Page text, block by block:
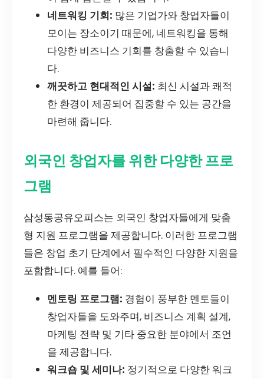
네트워킹 기회: 많은 기업가와 창업자들이
모이는 장소이기 때문에, 네트워킹을 통해
다양한 비즈니스 기회를 창출할 수 있습니
다.
깨끗하고 현대적인 시설: 최신 시설과 쾌적
한 환경이 제공되어 집중할 수 있는 공간을
마련해 줍니다.
외국인 창업자를 위한 다양한 프로
그램
삼성동공유오피스는 외국인 창업자들에게 맞춤
형 지원 프로그램을 제공합니다. 이러한 프로그램
들은 창업 초기 단계에서 필수적인 다양한 지원을
포함합니다. 예를 들어:
멘토링 프로그램: 경험이 풍부한 멘토들이
창업자들을 도와주며, 비즈니스 계획 설계,
마케팅 전략 및 기타 중요한 분야에서 조언
을 제공합니다.
워크숍 및 세미나: 정기적으로 다양한 워크